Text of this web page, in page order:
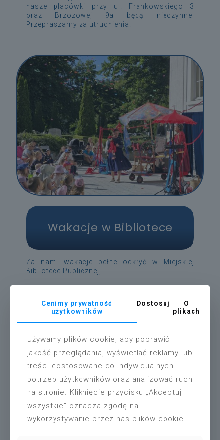
nasze placówki przy ul. Frankowskiego 3
oraz Brzozowej 9a będą nieczynne.
Przepraszamy za utrudnienia.
Wakacje w Bibliotece
Za nami wakacje pełne odkryć w Miejskiej
Bibliotece Publicznej,
Cenimy prywatność
użytkowników
Dostosuj
O
plikach
Używamy plików cookie, aby poprawić
jakość przeglądania, wyświetlać reklamy lub
treści dostosowane do indywidualnych
potrzeb użytkowników oraz analizować ruch
na stronie. Kliknięcie przycisku „Akceptuj
wszystkie” oznacza zgodę na
wykorzystywanie przez nas plików cookie.